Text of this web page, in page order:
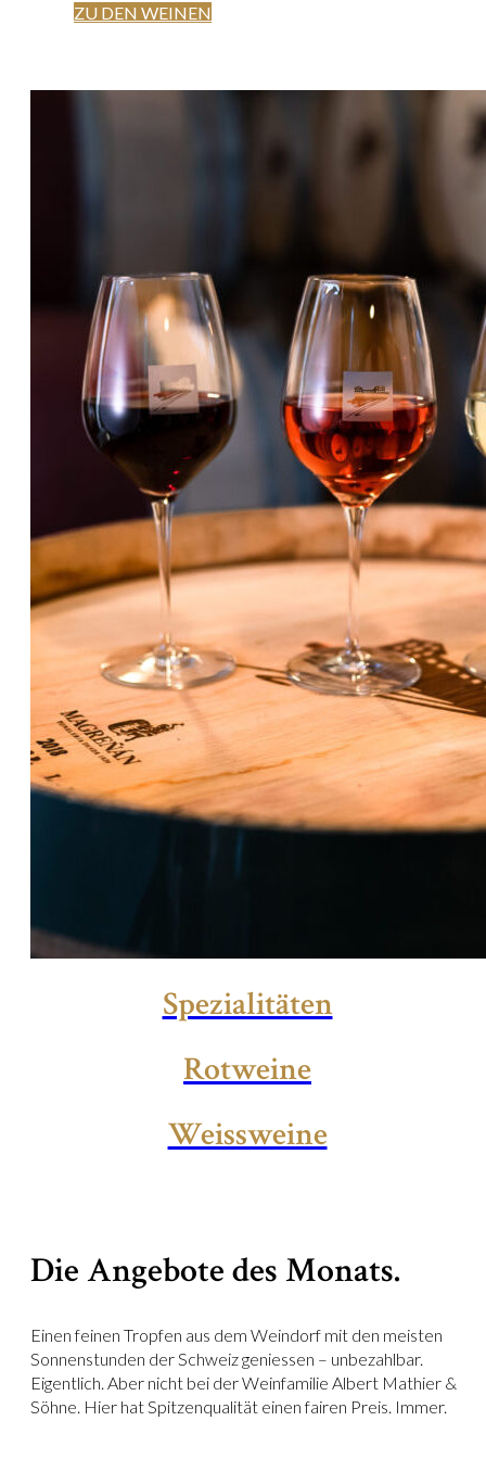
ZU DEN WEINEN
Spezialitäten
Rotweine
Weissweine
Die Angebote des Monats.
Einen feinen Tropfen aus dem Weindorf mit den meisten
Sonnenstunden der Schweiz geniessen – unbezahlbar.
Eigentlich. Aber nicht bei der Weinfamilie Albert Mathier &
Söhne. Hier hat Spitzenqualität einen fairen Preis. Immer.